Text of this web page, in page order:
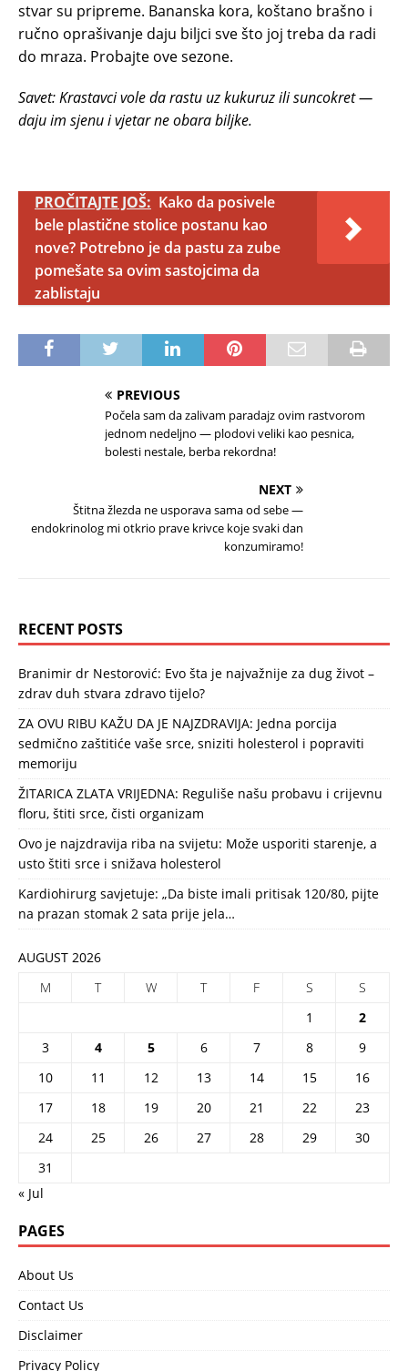
stvar su pripreme. Bananska kora, koštano brašno i
ručno oprašivanje daju biljci sve što joj treba da radi
do mraza. Probajte ove sezone.
Savet: Krastavci vole da rastu uz kukuruz ili suncokret —
daju im sjenu i vjetar ne obara biljke.
PROČITAJTE JOŠ: Kako da posivele
bele plastične stolice postanu kao
nove? Potrebno je da pastu za zube
pomešate sa ovim sastojcima da
zablistaju
PREVIOUS
Počela sam da zalivam paradajz ovim rastvorom
jednom nedeljno — plodovi veliki kao pesnica,
bolesti nestale, berba rekordna!
NEXT
Štitna žlezda ne usporava sama od sebe —
endokrinolog mi otkrio prave krivce koje svaki dan
konzumiramo!
RECENT POSTS
Branimir dr Nestorović: Evo šta je najvažnije za dug život –
zdrav duh stvara zdravo tijelo?
ZA OVU RIBU KAŽU DA JE NAJZDRAVIJA: Jedna porcija
sedmično zaštitiće vaše srce, sniziti holesterol i popraviti
memoriju
ŽITARICA ZLATA VRIJEDNA: Reguliše našu probavu i crijevnu
floru, štiti srce, čisti organizam
Ovo je najzdravija riba na svijetu: Može usporiti starenje, a
usto štiti srce i snižava holesterol
Kardiohirurg savjetuje: „Da biste imali pritisak 120/80, pijte
na prazan stomak 2 sata prije jela…
AUGUST 2026
M
T W T F S
S
1
2
3
4 5 6 7 8
9
10
11 12 13 14 15
16
17
18 19 20 21 22
23
24
25 26 27 28 29
30
31
« Jul
PAGES
About Us
Contact Us
Disclaimer
Privacy Policy